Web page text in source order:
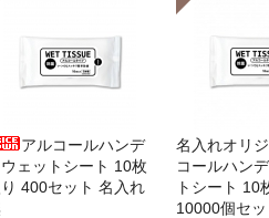
アルコールハンデ
ウェットシート 10枚
り 400セット 名入れ
名入れオリ
コールハン
トシート 10
10000個セ